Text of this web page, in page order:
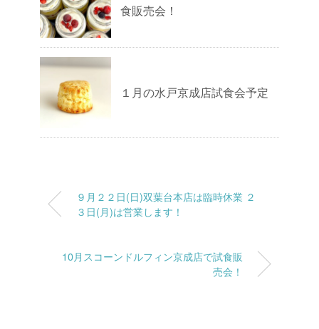
食販売会！
１月の水戸京成店試食会予定
９月２２日(日)双葉台本店は臨時休業 ２
３日(月)は営業します！
10月スコーンドルフィン京成店で試食販
売会！